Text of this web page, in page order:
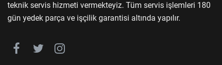
teknik servis hizmeti vermekteyiz. Tüm servis işlemleri 180
gün yedek parça ve işçilik garantisi altında yapılır.